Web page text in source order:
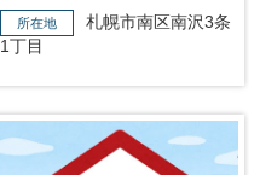
所在地
札幌市南区南沢3条
1丁目